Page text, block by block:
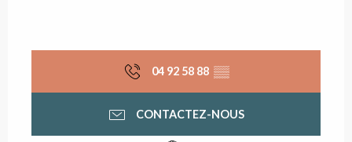
04 92 58 88 ▒▒
CONTACTEZ-NOUS